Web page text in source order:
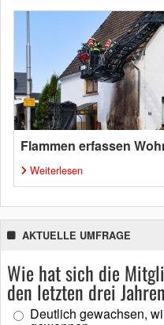
Flammen erfassen
Weiterlesen
AKTUELLE UMFRAGE
Wie hat sich die
den letzten drei
Deutlich gewachsen,